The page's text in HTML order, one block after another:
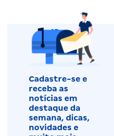
Cadastre-se e
receba as
notícias em
destaque da
semana, dicas,
novidades e